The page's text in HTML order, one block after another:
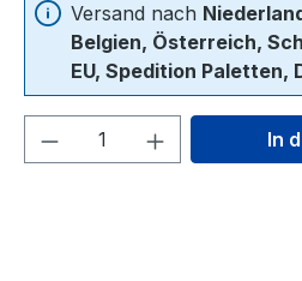
Versand nach
Belgien, Österreich,
EU, Spedition Paletten,
Produkt Anzahl: In